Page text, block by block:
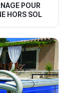
POUR
HORS SOL